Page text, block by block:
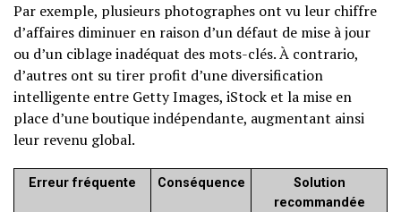
Par exemple, plusieurs photographes ont vu leur chiffre
d’affaires diminuer en raison d’un défaut de mise à jour
ou d’un ciblage inadéquat des mots-clés. À contrario,
d’autres ont su tirer profit d’une diversification
intelligente entre Getty Images, iStock et la mise en
place d’une boutique indépendante, augmentant ainsi
leur revenu global.
Erreur fréquente Conséquence
Solution
recommandée